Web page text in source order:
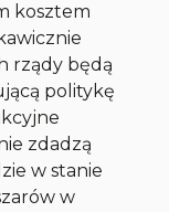
kosztem
rządy będą
politykę
zdadzą
w stanie
w